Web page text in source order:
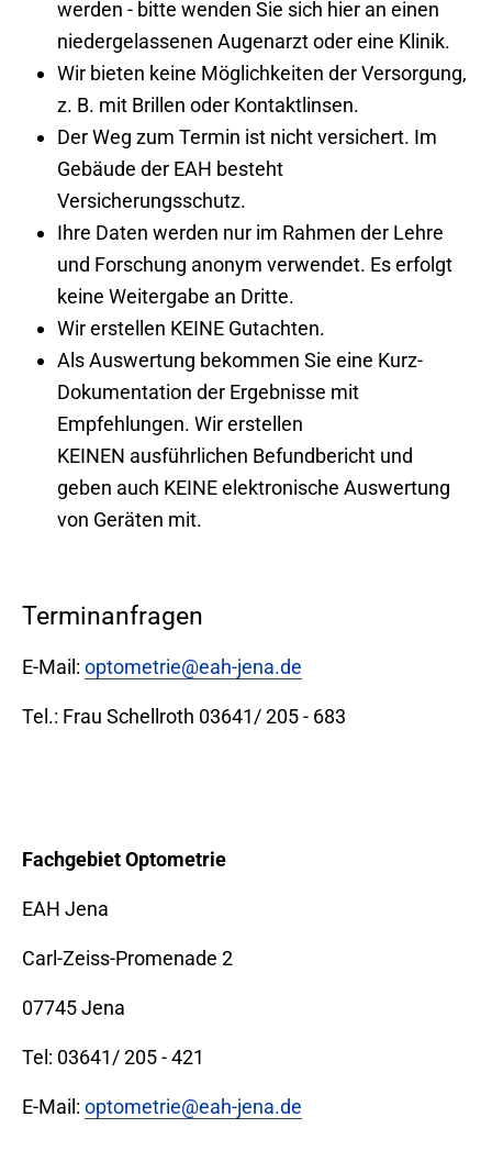
werden - bitte wenden Sie sich hier an einen
niedergelassenen Augenarzt oder eine Klinik.
Wir bieten keine Möglichkeiten der Versorgung,
z. B. mit Brillen oder Kontaktlinsen.
Der Weg zum Termin ist nicht versichert. Im
Gebäude der EAH besteht
Versicherungsschutz.
Ihre Daten werden nur im Rahmen der Lehre
und Forschung anonym verwendet. Es erfolgt
keine Weitergabe an Dritte.
Wir erstellen KEINE Gutachten.
Als Auswertung bekommen Sie eine Kurz-
Dokumentation der Ergebnisse mit
Empfehlungen. Wir erstellen
KEINEN ausführlichen Befundbericht und
geben auch KEINE elektronische Auswertung
von Geräten mit.
Terminanfragen
E-Mail: optometrie@eah-jena.de
Tel.: Frau Schellroth 03641/ 205 - 683
Fachgebiet Optometrie
EAH Jena
Carl-Zeiss-Promenade 2
07745 Jena
Tel: 03641/ 205 - 421
E-Mail: optometrie@eah-jena.de